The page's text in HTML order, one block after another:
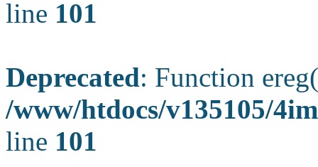
line 101
Deprecated: Function
/www/htdocs/v135105/
line 101